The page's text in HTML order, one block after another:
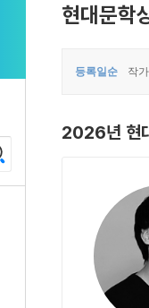
현대문학
등록일순 작
2026년 현